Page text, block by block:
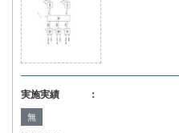
実施実績 ：
無